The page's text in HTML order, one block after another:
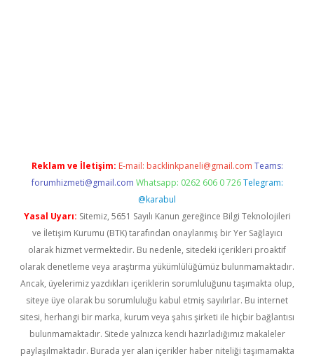
Reklam ve İletişim: E-mail: backlinkpaneli@gmail.com Teams:
forumhizmeti@gmail.com Whatsapp: 0262 606 0 726 Telegram:
@karabul
Yasal Uyarı: Sitemiz, 5651 Sayılı Kanun gereğince Bilgi Teknolojileri
ve İletişim Kurumu (BTK) tarafından onaylanmış bir Yer Sağlayıcı
olarak hizmet vermektedir. Bu nedenle, sitedeki içerikleri proaktif
olarak denetleme veya araştırma yükümlülüğümüz bulunmamaktadır.
Ancak, üyelerimiz yazdıkları içeriklerin sorumluluğunu taşımakta olup,
siteye üye olarak bu sorumluluğu kabul etmiş sayılırlar. Bu internet
sitesi, herhangi bir marka, kurum veya şahıs şirketi ile hiçbir bağlantısı
bulunmamaktadır. Sitede yalnızca kendi hazırladığımız makaleler
paylaşılmaktadır. Burada yer alan içerikler haber niteliği taşımamakta